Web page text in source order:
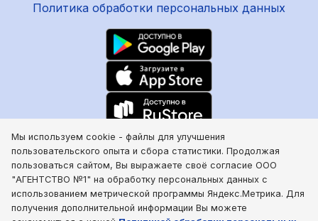
Мы используем cookie - файлы для улучшения
пользовательского опыта и сбора статистики. Продолжая
пользоваться сайтом, Вы выражаете своё согласие ООО
"АГЕНТСТВО №1" на обработку персональных данных с
использованием метрической программы Яндекс.Метрика. Для
получения дополнительной информации Вы можете
Политика обработки персональных данных
8 800 100 19 35
+7 863 272 66 00
Написать E-mail
Чат в Telegram
Чат в WhatsUp